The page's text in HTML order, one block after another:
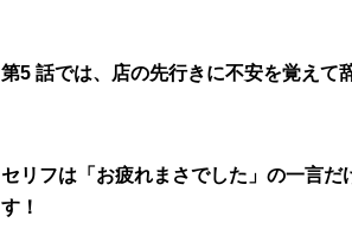
第5 話では、店の先行きに不安を覚えて
セリフは「お疲れまさでした」の一言
す！